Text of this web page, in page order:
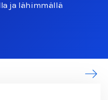
ja lähimmällä